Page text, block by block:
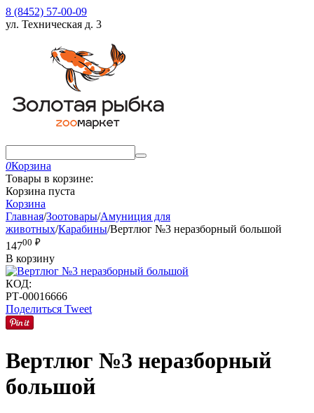
8 (8452) 57-00-09
ул. Техническая д. 3
0Корзина
Товары в корзине:
Корзина пуста
Корзина
Главная/Зоотовары/Амуниция для
животных/Карабины/Вертлюг №3 неразборный большой
14700 ₽
В корзину
КОД:
РТ-00016666
Поделиться Tweet
Вертлюг №3 неразборный
большой